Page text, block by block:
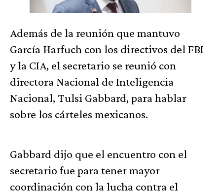
Además de la reunión que mantuvo
García Harfuch con los directivos del FBI
y la CIA, el secretario se reunió con
directora Nacional de Inteligencia
Nacional, Tulsi Gabbard, para hablar
sobre los cárteles mexicanos.
Gabbard dijo que el encuentro con el
secretario fue para tener mayor
coordinación con la lucha contra el